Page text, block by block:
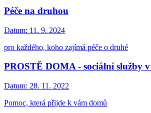
Péče na druhou
Datum: 11. 9. 2024
pro každého, koho zajímá péče o druhé
PROSTĚ DOMA - sociální služby
Datum: 28. 11. 2022
Pomoc, která přijde k vám domů